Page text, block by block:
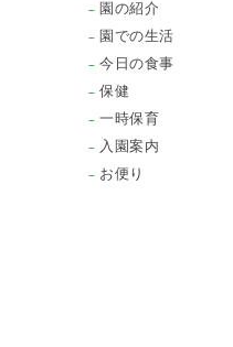
園の紹介
園での生活
今日の食事
保健
一時保育
入園案内
お便り